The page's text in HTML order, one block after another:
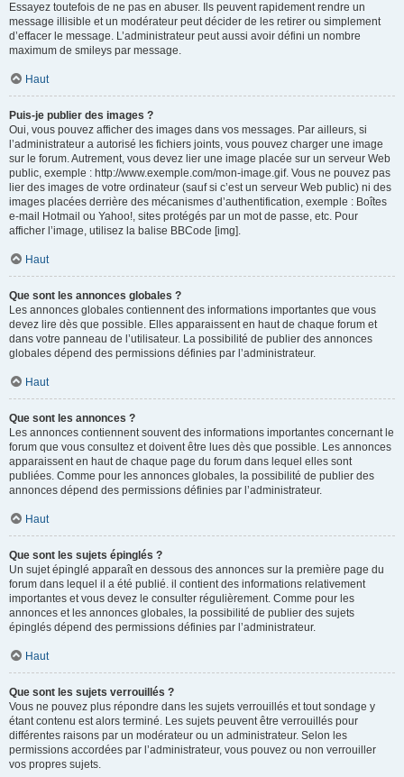
Essayez toutefois de ne pas en abuser. Ils peuvent rapidement rendre un
message illisible et un modérateur peut décider de les retirer ou simplement
d’effacer le message. L’administrateur peut aussi avoir défini un nombre
maximum de smileys par message.
Haut
Puis-je publier des images ?
Oui, vous pouvez afficher des images dans vos messages. Par ailleurs, si
l’administrateur a autorisé les fichiers joints, vous pouvez charger une image
sur le forum. Autrement, vous devez lier une image placée sur un serveur Web
public, exemple : http://www.exemple.com/mon-image.gif. Vous ne pouvez pas
lier des images de votre ordinateur (sauf si c’est un serveur Web public) ni des
images placées derrière des mécanismes d’authentification, exemple : Boîtes
e-mail Hotmail ou Yahoo!, sites protégés par un mot de passe, etc. Pour
afficher l’image, utilisez la balise BBCode [img].
Haut
Que sont les annonces globales ?
Les annonces globales contiennent des informations importantes que vous
devez lire dès que possible. Elles apparaissent en haut de chaque forum et
dans votre panneau de l’utilisateur. La possibilité de publier des annonces
globales dépend des permissions définies par l’administrateur.
Haut
Que sont les annonces ?
Les annonces contiennent souvent des informations importantes concernant le
forum que vous consultez et doivent être lues dès que possible. Les annonces
apparaissent en haut de chaque page du forum dans lequel elles sont
publiées. Comme pour les annonces globales, la possibilité de publier des
annonces dépend des permissions définies par l’administrateur.
Haut
Que sont les sujets épinglés ?
Un sujet épinglé apparaît en dessous des annonces sur la première page du
forum dans lequel il a été publié. il contient des informations relativement
importantes et vous devez le consulter régulièrement. Comme pour les
annonces et les annonces globales, la possibilité de publier des sujets
épinglés dépend des permissions définies par l’administrateur.
Haut
Que sont les sujets verrouillés ?
Vous ne pouvez plus répondre dans les sujets verrouillés et tout sondage y
étant contenu est alors terminé. Les sujets peuvent être verrouillés pour
différentes raisons par un modérateur ou un administrateur. Selon les
permissions accordées par l’administrateur, vous pouvez ou non verrouiller
vos propres sujets.